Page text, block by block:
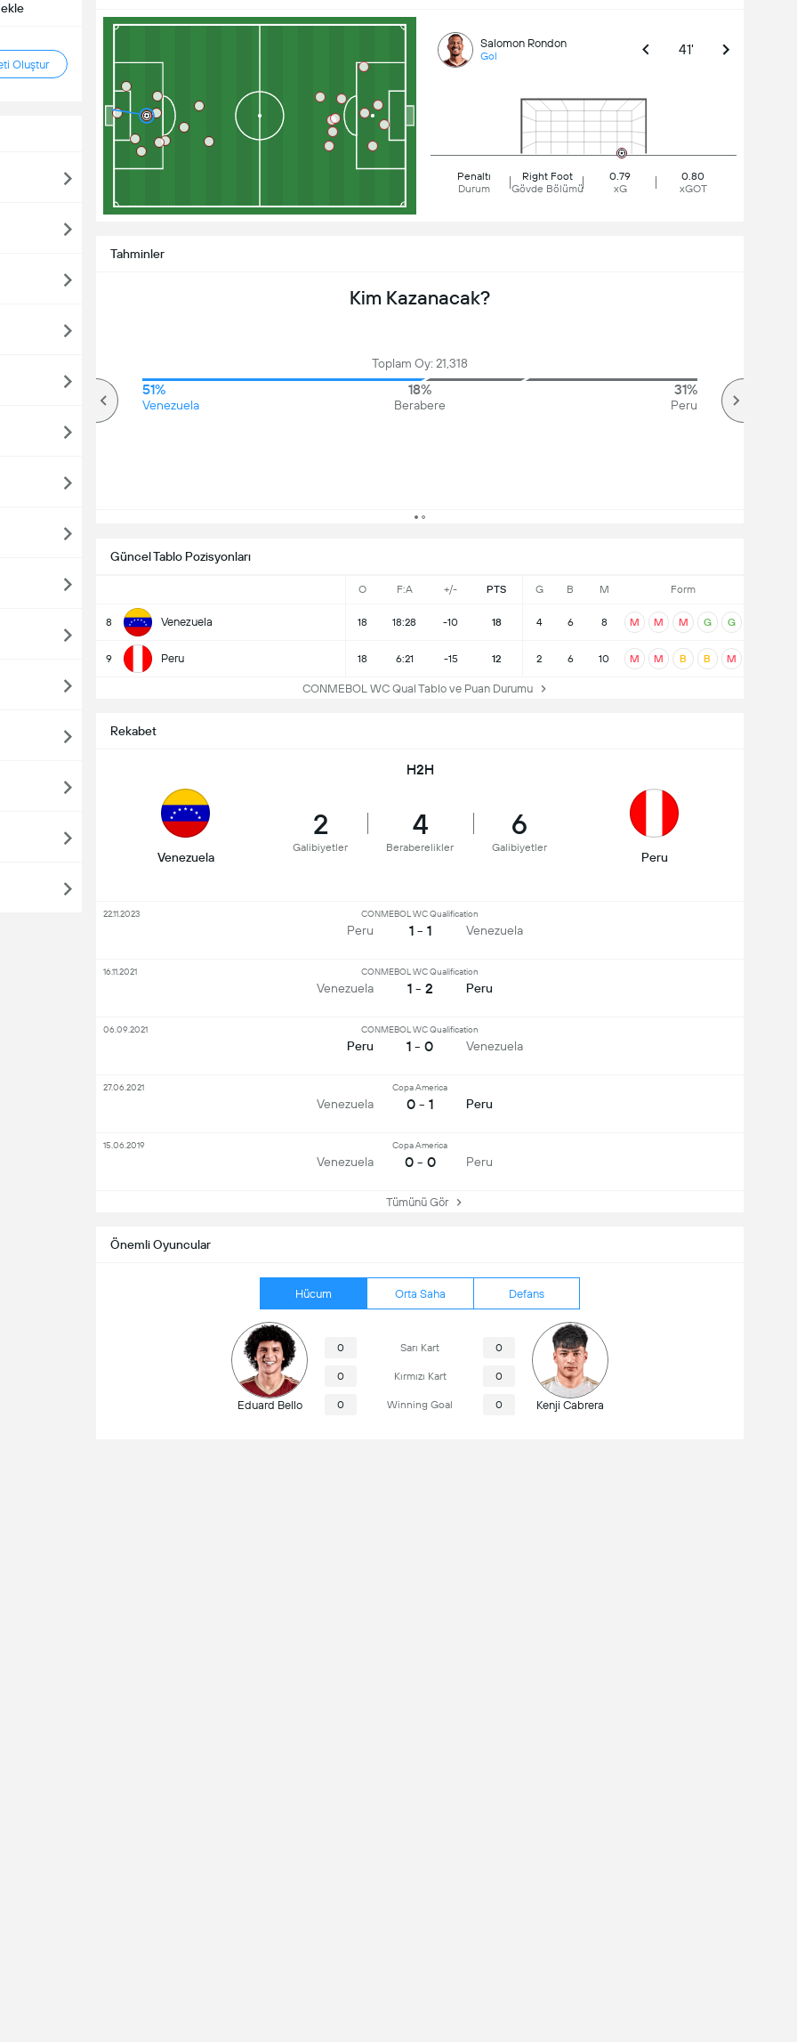
Oluştur
Önemli Oyuncular
Hücum Orta Saha Defans
Eduard Bello
0 Sarı Kart 0
0 Kırmızı Kart 0
0 Winning Goal 0 Kenji Cabrera
Salomon Rondon
Gol 41'
Penaltı
Durum
Right Foot
Gövde Bölümü
0.79
xG
0.80
xGOT
Güncel Tablo Pozisyonları
O F:A +/- PTS G B M Form
8 Venezuela 18 18:28 -10 18 4 6 8 M M M G G
9 Peru 18 6:21 -15 12 2 6 10 M M B B M
CONMEBOL WC Qual Tablo ve Puan Durumu
Tahminler
Kim Kazanacak?
Toplam Oy: 21,318
51%
Venezuela
18%
Berabere
31%
Peru
Rekabet
H2H
Venezuela
2
Galibiyetler
4
Beraberelikler
6
Galibiyetler
Peru
Peru
CONMEBOL WC Qualification
1 - 1 Venezuela
22.11.2023
Venezuela
CONMEBOL WC Qualification
1 - 2 Peru
16.11.2021
Peru
CONMEBOL WC Qualification
1 - 0 Venezuela
06.09.2021
Venezuela
Copa America
0 - 1 Peru
27.06.2021
Venezuela
Copa America
0 - 0 Peru
15.06.2019
Tümünü Gör